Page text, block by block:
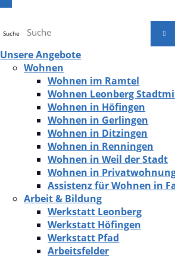
Suche
Unsere Angebote
Wohnen
Wohnen im Ramtel
Wohnen Leonberg
Wohnen in Höfingen
Wohnen in Gerlingen
Wohnen in Ditzingen
Wohnen in Renningen
Wohnen in Weil der Stadt
Wohnen in
Assistenz für Wohnen in
Arbeit & Bildung
Werkstatt Leonberg
Werkstatt Höfingen
Werkstatt Pfad
Arbeitsfelder